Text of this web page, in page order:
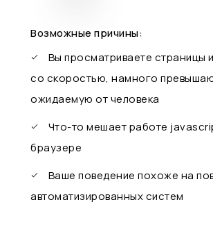
Возможные причины:
Вы просматриваете страницы
со скоростью, намного
ожидаемую от человека
Что-то мешает работе
браузере
Ваше поведение похоже на
автоматизированных систем